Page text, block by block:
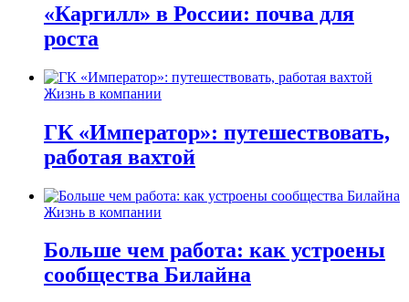
«Каргилл» в России: почва для
роста
Жизнь в компании
ГК «Император»: путешествовать,
работая вахтой
Жизнь в компании
Больше чем работа: как устроены
сообщества Билайна